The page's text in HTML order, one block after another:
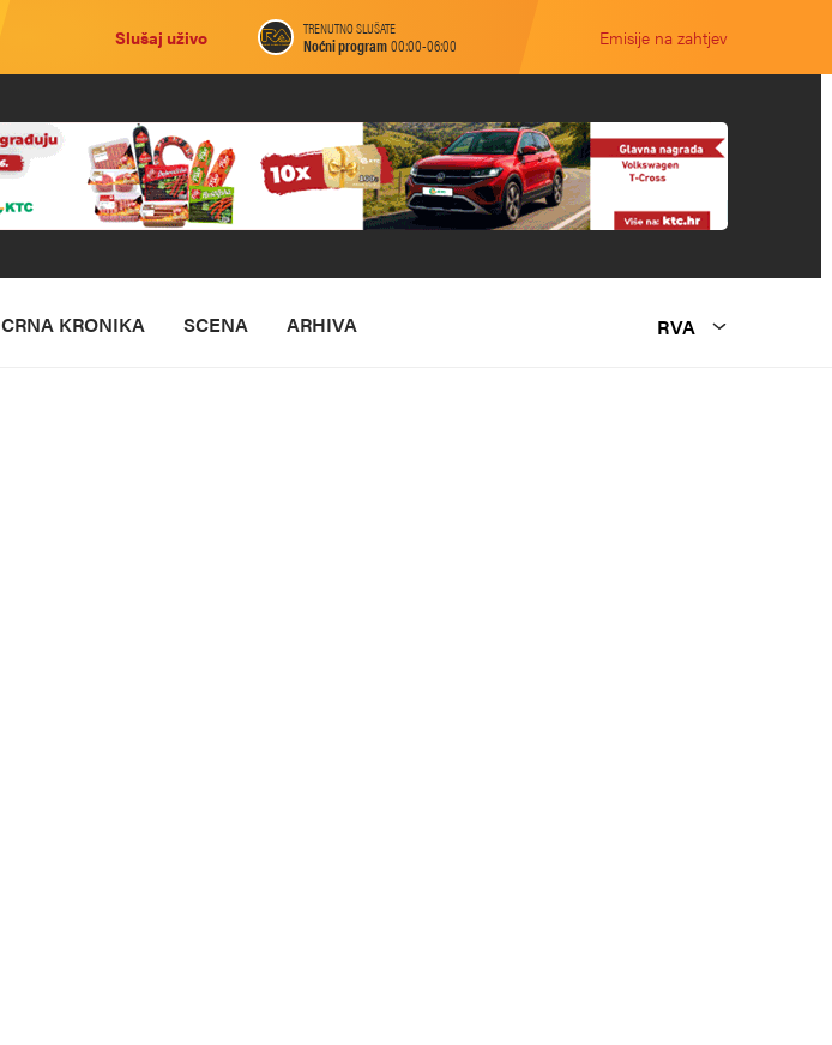
Slušaj uživo TRENUTNO SLUŠATE
Noćni program00:00-06:00 Emisije na zahtjev
CRNA KRONIKA SCENA ARHIVA RVA